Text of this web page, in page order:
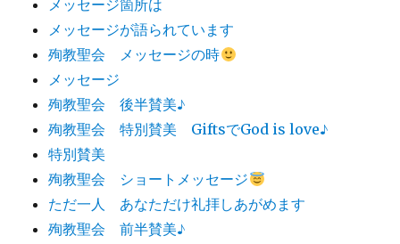
メッセージ箇所は
メッセージが語られています
殉教聖会 メッセージの時
メッセージ
殉教聖会 後半賛美♪
殉教聖会 特別賛美 GiftsでGod is love♪
特別賛美
殉教聖会 ショートメッセージ
ただ一人 あなただけ礼拝しあがめます
殉教聖会 前半賛美♪